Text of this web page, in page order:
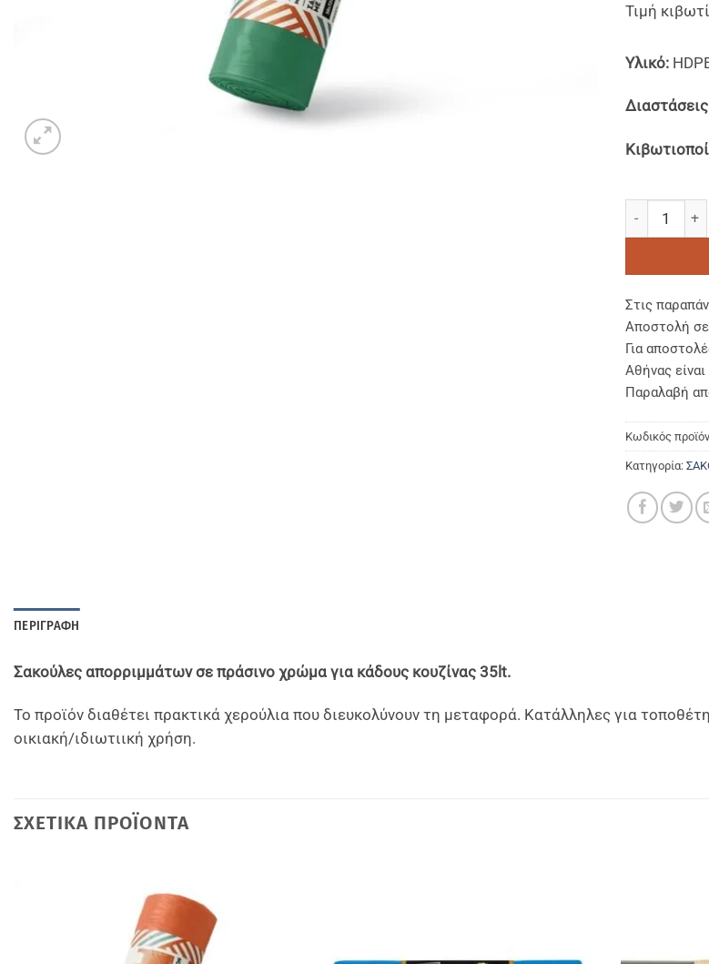
Τιμή
Υλικό:
Διαστάσεις
Στις
Αποστολή σε
Για
Αθήνας
Παραλαβή
Κωδικός
Κατηγορία:
ΠΕΡΙΓΡΑΦΉ
Σακούλες απορριμμάτων σε πράσινο χρώμα για κάδους κουζίνας 35lt.
Το προϊόν διαθέτει πρακτικά χερούλια που διευκολύνουν τη μεταφορά. Κατάλληλες για
οικιακή/ιδιωτιική χρήση.
ΣΧΕΤΙΚΆ ΠΡΟΪΌΝΤΑ